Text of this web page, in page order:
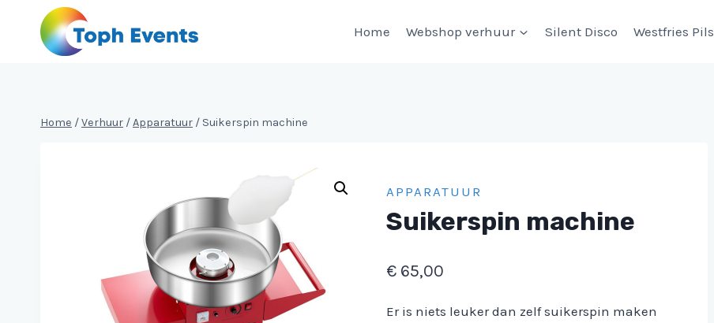
Doorgaan
Home Webshop verhuur Silent Disco Westfries Pils
Home /Verhuur /Apparatuur / Suikerspin machine
APPARATUUR
Suikerspin machine
€65,00
Er is niets leuker dan zelf suikerspin maken